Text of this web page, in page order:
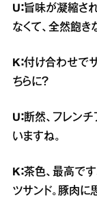
U：旨味が凝縮され
なくて、全然飽き
K：付け合わせで
ちらに？
U：断然、フレン
いますね。
K：茶色、最高で
ツサンド。豚肉に